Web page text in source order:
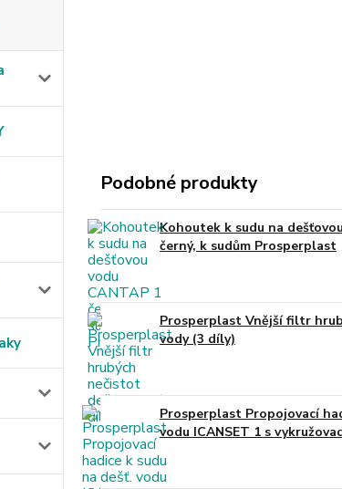
Podobné produkty
Kohoutek k sudu na
černý, k sudům Prosperplast
Prosperplast Vnější filtr
vody (3 díly)
Prosperplast Propojovací
vodu ICANSET 1 s